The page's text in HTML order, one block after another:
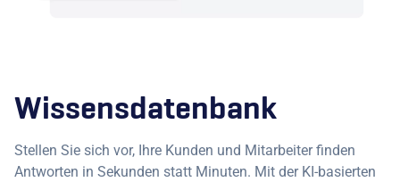
Wissensdatenbank
Stellen Sie sich vor, Ihre Kunden und Mitarbeiter finden
Antworten in Sekunden statt Minuten. Mit der KI-basierten